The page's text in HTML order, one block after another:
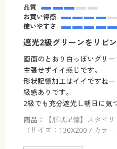
品質
お買い得感
使いやすさ
遮光2級グリーンをリビ
画面のとおり白っぽいグリ
主張せずイイ感じです。
形状記憶加工はイイですね
級感ありです。
2級でも充分遮光し朝日に気
商品：
【形状記憶】スタイ
（サイズ：130X200 / カラー